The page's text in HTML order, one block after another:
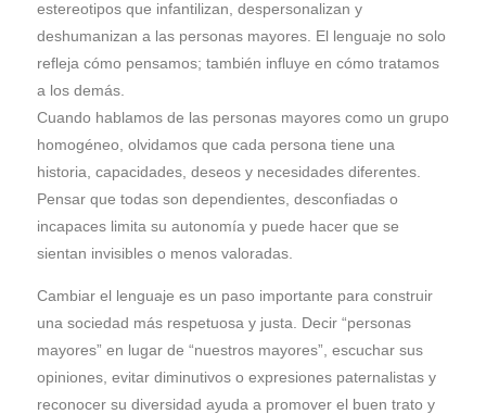
estereotipos que infantilizan, despersonalizan y
deshumanizan a las personas mayores. El lenguaje no solo
refleja cómo pensamos; también influye en cómo tratamos
a los demás.
Cuando hablamos de las personas mayores como un grupo
homogéneo, olvidamos que cada persona tiene una
historia, capacidades, deseos y necesidades diferentes.
Pensar que todas son dependientes, desconfiadas o
incapaces limita su autonomía y puede hacer que se
sientan invisibles o menos valoradas.
Cambiar el lenguaje es un paso importante para construir
una sociedad más respetuosa y justa. Decir “personas
mayores” en lugar de “nuestros mayores”, escuchar sus
opiniones, evitar diminutivos o expresiones paternalistas y
reconocer su diversidad ayuda a promover el buen trato y